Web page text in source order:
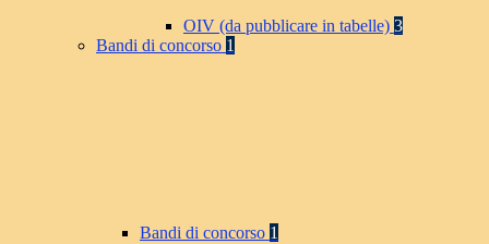
OIV (da pubblicare in tabelle) 3
Bandi di concorso 1
Bandi di concorso 1